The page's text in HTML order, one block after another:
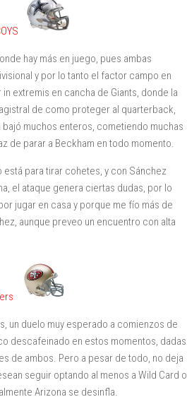
hay más en juego, pues ambas
y por lo tanto el factor campo en
extremis en cancha de Giants, donde la
de como proteger al quarterback,
muchos enteros, cometiendo muchas
de parar a Beckham en todo momento.
para tirar cohetes, y con Sánchez
el ataque genera ciertas dudas, por lo
jugar en casa y porque me fío más de
aunque preveo un encuentro con alta
un duelo muy esperado a comienzos de
descafeinado en estos momentos, dadas
de ambos. Pero a pesar de todo, no deja
seguir optando al menos a Wild Card o
Arizona se desinfla.